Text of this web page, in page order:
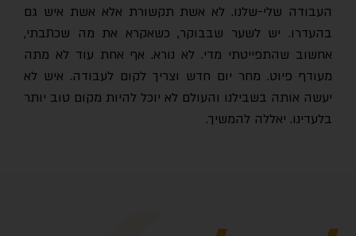
העבודה שלי-שלנו. לא אשת תקשורת אלא אשת איש גם
בהעדרו. יש לשער שבבוקר, כשאקרא את מה שכתבתי,
אחשוב שהתפייטתי מדי. לא נורא. אף אחת עוד לא מתה
מעודף פיוט. מחר יום חדש וצריך לקום לעבודה. איש לא
יעשה אותה בשבילנו והעולם לא יוכל להיות מקום טוב יותר
בלעדינו. יאללה להמשיך.